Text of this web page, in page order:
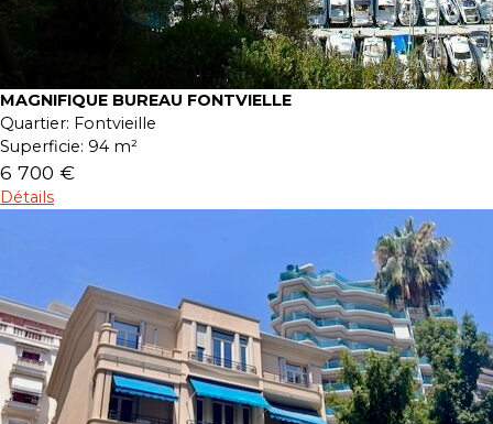
MAGNIFIQUE BUREAU FONTVIELLE
Quartier: Fontvieille
Superficie: 94 m²
6 700 €
Détails